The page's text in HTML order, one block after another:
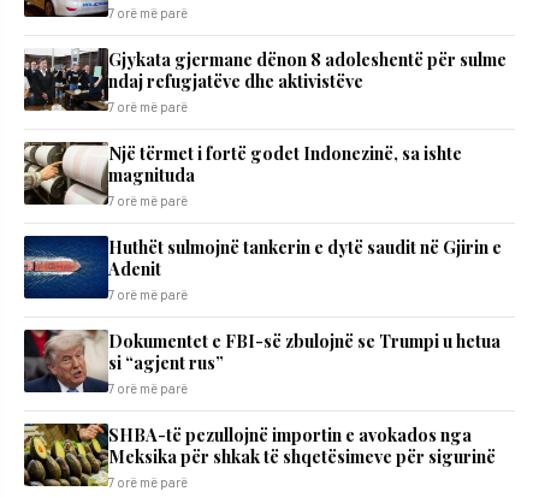
7 orë më parë
Gjykata gjermane dënon 8 adoleshentë për sulme
ndaj refugjatëve dhe aktivistëve
7 orë më parë
Një tërmet i fortë godet Indonezinë, sa ishte
magnituda
7 orë më parë
Huthët sulmojnë tankerin e dytë saudit në Gjirin e
Adenit
7 orë më parë
Dokumentet e FBI-së zbulojnë se Trumpi u hetua
si “agjent rus”
7 orë më parë
SHBA-të pezullojnë importin e avokados nga
Meksika për shkak të shqetësimeve për sigurinë
7 orë më parë